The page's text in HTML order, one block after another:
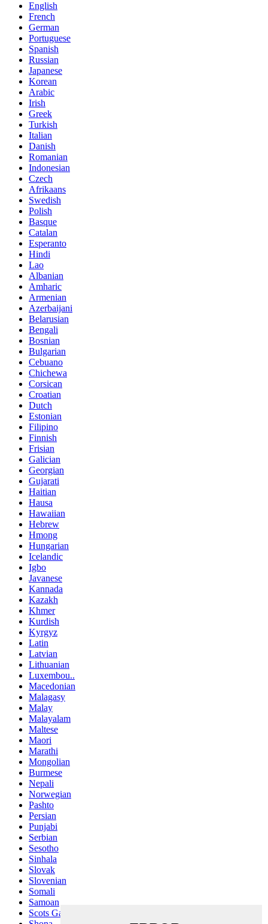
English
French
German
Portuguese
Spanish
Russian
Japanese
Korean
Arabic
Irish
Greek
Turkish
Italian
Danish
Romanian
Indonesian
Czech
Afrikaans
Swedish
Polish
Basque
Catalan
Esperanto
Hindi
Lao
Albanian
Amharic
Armenian
Azerbaijani
Belarusian
Bengali
Bosnian
Bulgarian
Cebuano
Chichewa
Corsican
Croatian
Dutch
Estonian
Filipino
Finnish
Frisian
Galician
Georgian
Gujarati
Haitian
Hausa
Hawaiian
Hebrew
Hmong
Hungarian
Icelandic
Igbo
Javanese
Kannada
Kazakh
Khmer
Kurdish
Kyrgyz
Latin
Latvian
Lithuanian
Luxembou..
Macedonian
Malagasy
Malay
Malayalam
Maltese
Maori
Marathi
Mongolian
Burmese
Nepali
Norwegian
Pashto
Persian
Punjabi
Serbian
Sesotho
Sinhala
Slovak
Slovenian
Somali
Samoan
Scots Gaelic